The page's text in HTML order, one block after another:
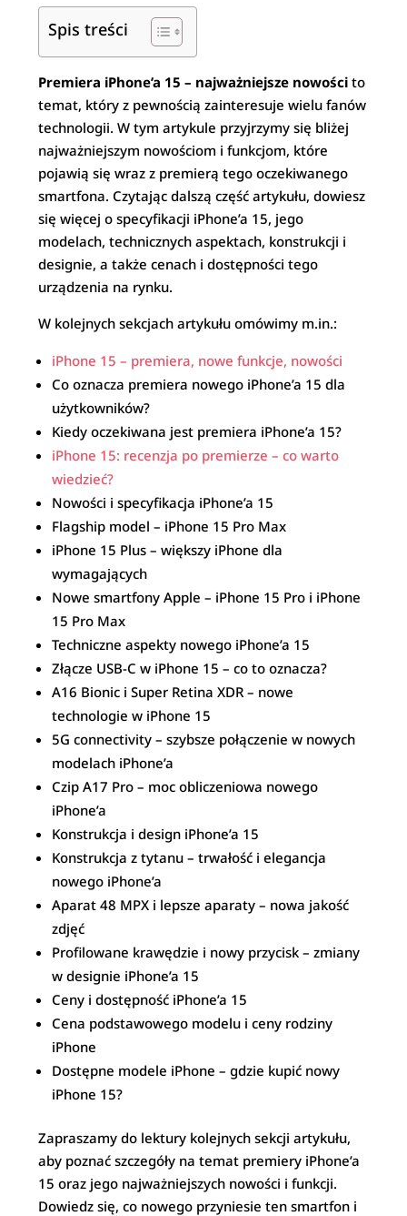
Spis treści
Premiera iPhone’a 15 – najważniejsze nowości to
temat, który z pewnością zainteresuje wielu fanów
technologii. W tym artykule przyjrzymy się bliżej
najważniejszym nowościom i funkcjom, które
pojawią się wraz z premierą tego oczekiwanego
smartfona. Czytając dalszą część artykułu, dowiesz
się więcej o specyfikacji iPhone’a 15, jego
modelach, technicznych aspektach, konstrukcji i
designie, a także cenach i dostępności tego
urządzenia na rynku.
W kolejnych sekcjach artykułu omówimy m.in.:
iPhone 15 – premiera, nowe funkcje, nowości
Co oznacza premiera nowego iPhone’a 15 dla
użytkowników?
Kiedy oczekiwana jest premiera iPhone’a 15?
iPhone 15: recenzja po premierze – co warto
wiedzieć?
Nowości i specyfikacja iPhone’a 15
Flagship model – iPhone 15 Pro Max
iPhone 15 Plus – większy iPhone dla
wymagających
Nowe smartfony Apple – iPhone 15 Pro i iPhone
15 Pro Max
Techniczne aspekty nowego iPhone’a 15
Złącze USB-C w iPhone 15 – co to oznacza?
A16 Bionic i Super Retina XDR – nowe
technologie w iPhone 15
5G connectivity – szybsze połączenie w nowych
modelach iPhone’a
Czip A17 Pro – moc obliczeniowa nowego
iPhone’a
Konstrukcja i design iPhone’a 15
Konstrukcja z tytanu – trwałość i elegancja
nowego iPhone’a
Aparat 48 MPX i lepsze aparaty – nowa jakość
zdjęć
Profilowane krawędzie i nowy przycisk – zmiany
w designie iPhone’a 15
Ceny i dostępność iPhone’a 15
Cena podstawowego modelu i ceny rodziny
iPhone
Dostępne modele iPhone – gdzie kupić nowy
iPhone 15?
Zapraszamy do lektury kolejnych sekcji artykułu,
aby poznać szczegóły na temat premiery iPhone’a
15 oraz jego najważniejszych nowości i funkcji.
Dowiedz się, co nowego przyniesie ten smartfon i